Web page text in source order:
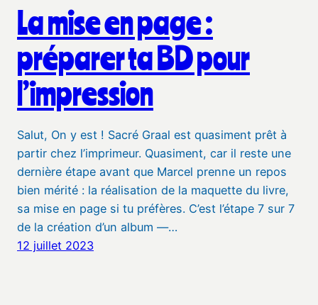
La mise en page :
préparer ta BD pour
l’impression
Salut, On y est ! Sacré Graal est quasiment prêt à
partir chez l’imprimeur. Quasiment, car il reste une
dernière étape avant que Marcel prenne un repos
bien mérité : la réalisation de la maquette du livre,
sa mise en page si tu préfères. C’est l’étape 7 sur 7
de la création d’un album —…
12 juillet 2023